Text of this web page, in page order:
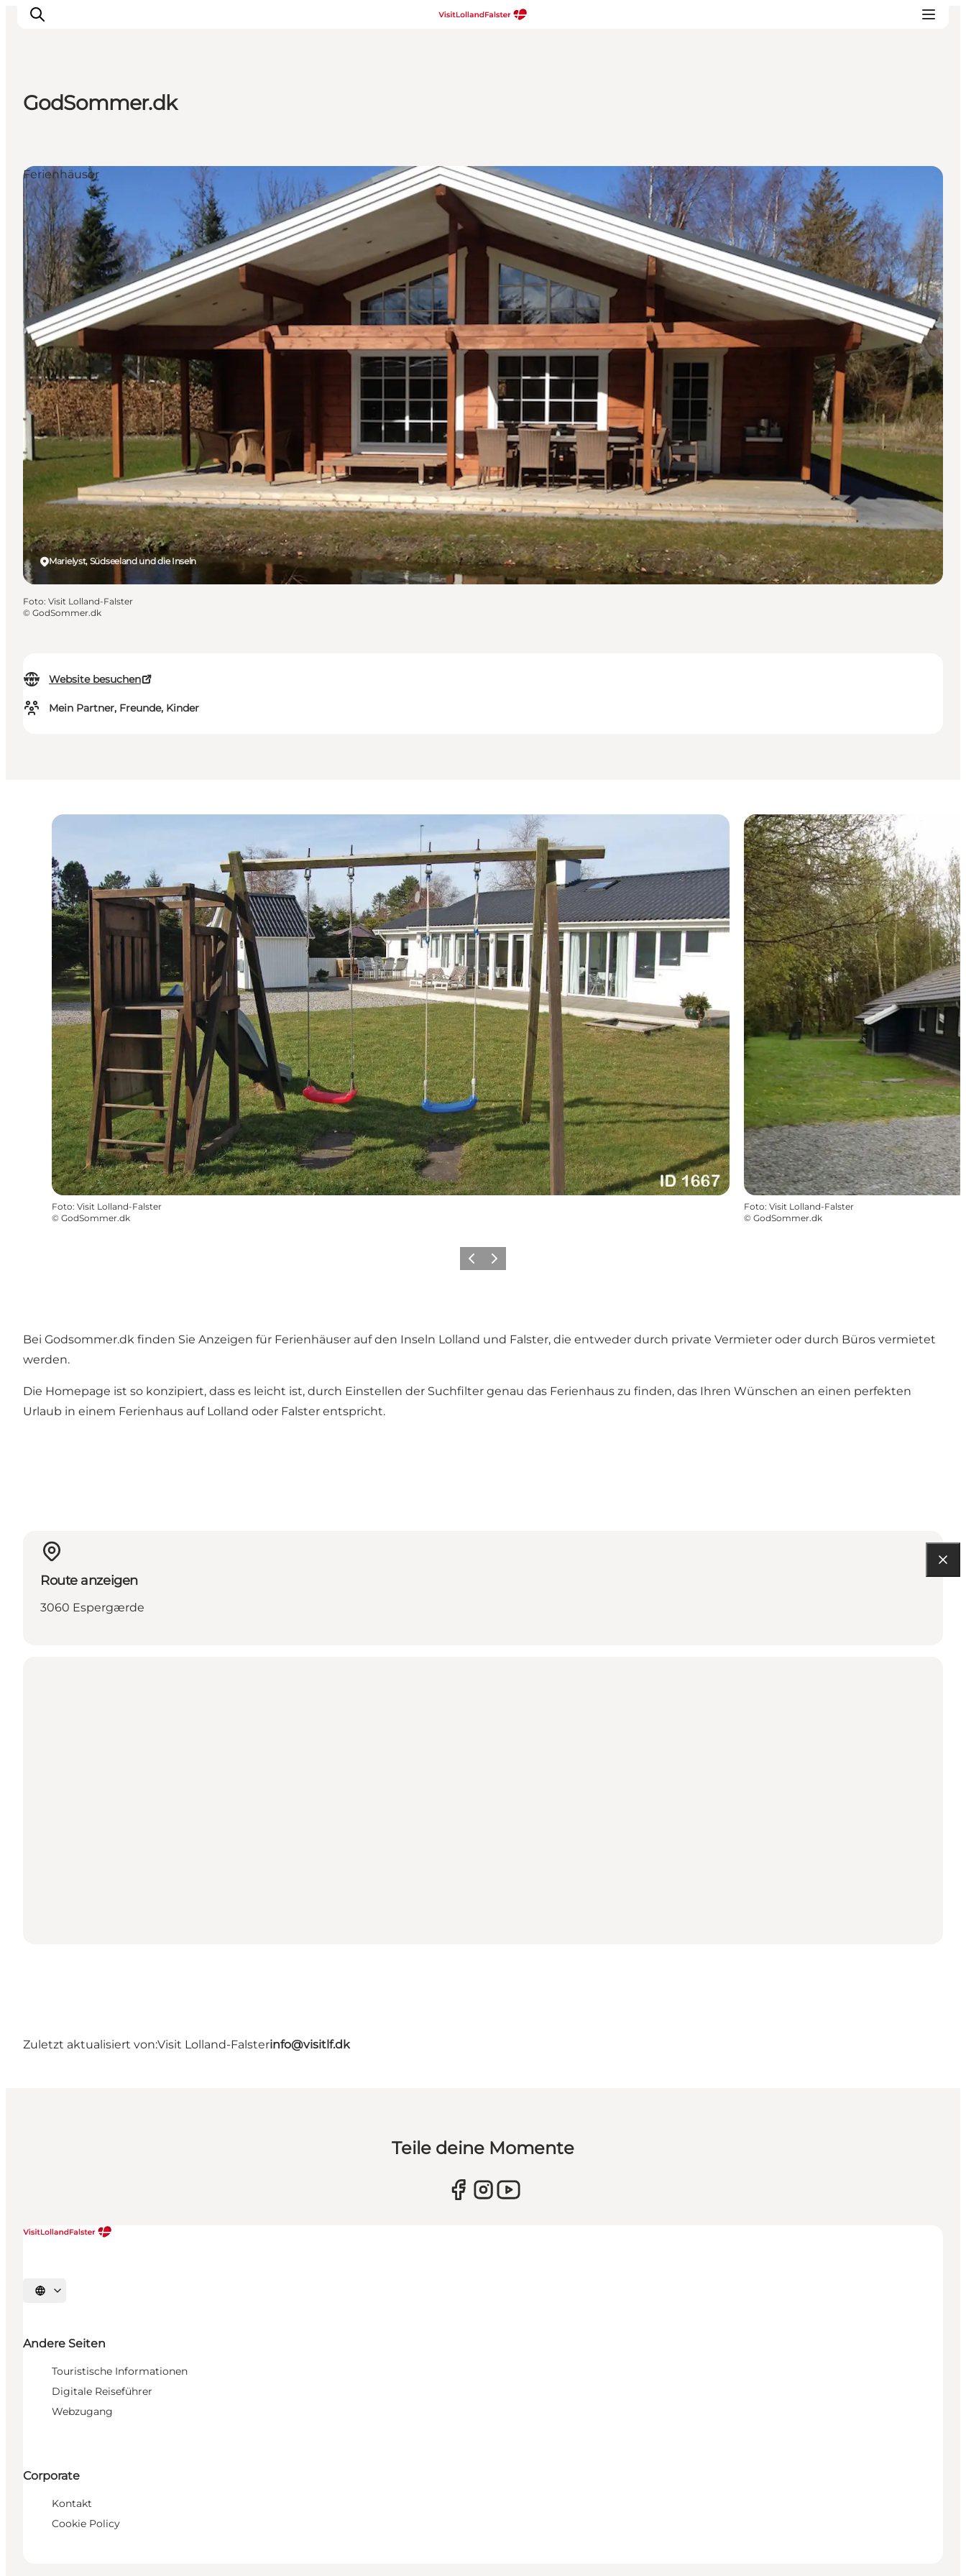
Kultur
Gastronomie
Urlaubsplaner
GodSommer.dk
Website besuchen
Mein Partner, Freunde, Kinder
Marielyst, Südseeland und die Inseln
Ferienhäuser
Foto: Visit Lolland-Falster
© GodSommer.dk
Foto: Visit Lolland-Falster
© GodSommer.dk
Foto: Visit Lolland-Falster
© GodSommer.dk
ZurückWeiter
Bei Godsommer.dk finden Sie Anzeigen für Ferienhäuser auf den Inseln Lolland und Falster, die entweder durch private Vermieter oder durch Büros vermietet
werden.
Die Homepage ist so konzipiert, dass es leicht ist, durch Einstellen der Suchfilter genau das Ferienhaus zu finden, das Ihren Wünschen an einen perfekten
Urlaub in einem Ferienhaus auf Lolland oder Falster entspricht.
Route anzeigen
3060 Espergærde
Zuletzt aktualisiert von:Visit Lolland-Falsterinfo@visitlf.dk
Teile deine Momente
Sprache auswählen
Andere Seiten
Touristische Informationen
Digitale Reiseführer
Webzugang
Corporate
Kontakt
Cookie Policy